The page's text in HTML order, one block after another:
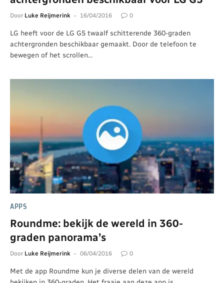
Door Luke Reijmerink 16/04/2016 0
LG heeft voor de LG G5 twaalf schitterende 360-graden
achtergronden beschikbaar gemaakt. Door de telefoon te
bewegen of het scrollen…
APPS
Roundme: bekijk de wereld in 360-
graden panorama’s
Door Luke Reijmerink 06/04/2016 0
Met de app Roundme kun je diverse delen van de wereld